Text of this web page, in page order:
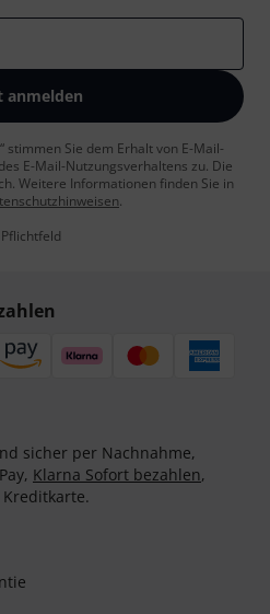
anmelden
stimmen Sie dem Erhalt von E-Mail-
E-Mail-Nutzungsverhaltens zu. Die
Weitere Informationen finden Sie in
.
sicher per Nachnahme,
Klarna Sofort bezahlen,